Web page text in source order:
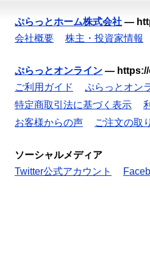
ぷらっとホーム株式会社 —
会社概要
株主・投資家情報
ぷらっとオンライン —
ご利用ガイド
ぷらっとオン
特定商取引法に基づく表示
お客様からの声
ご注文の取
ソーシャルメディア
Twitter公式アカウント